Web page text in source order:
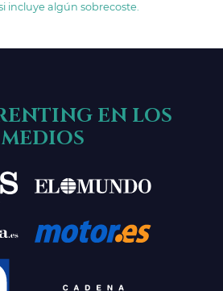
incluye algún sobrecoste.
EN LOS
MEDIOS